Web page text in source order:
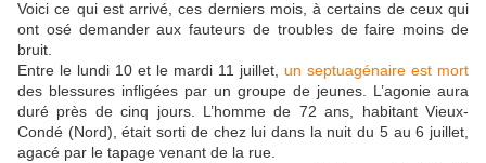
Voici ce qui est arrivé, ces derniers mois, à certains de ceux qui
ont osé demander aux fauteurs de troubles de faire moins de
bruit.
Entre le lundi 10 et le mardi 11 juillet, un septuagénaire est mort
des blessures infligées par un groupe de jeunes. L’agonie aura
duré près de cinq jours. L’homme de 72 ans, habitant Vieux-
Condé (Nord), était sorti de chez lui dans la nuit du 5 au 6 juillet,
agacé par le tapage venant de la rue.